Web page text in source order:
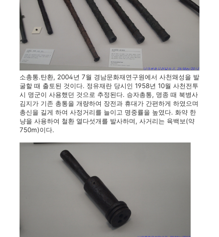
소총통.탄환, 2004년 7월 경남문화재연구원에서 사천왜성을 발
굴할 때 출토된 것이다. 정유재란 당시인 1958년 10월 사천전투
시 명군이 사용했던 것으로 추정된다. 승자총통, 명종 때 북병사
김지가 기존 총통을 개량하여 장전과 휴대가 간편하게 하였으며
총신을 길게 하여 사정거리를 늘이고 명중률을 높였다. 화약 한
냥을 사용하여 철환 열다섯개를 발사하며, 사거리는 육백보(약
750m)이다.